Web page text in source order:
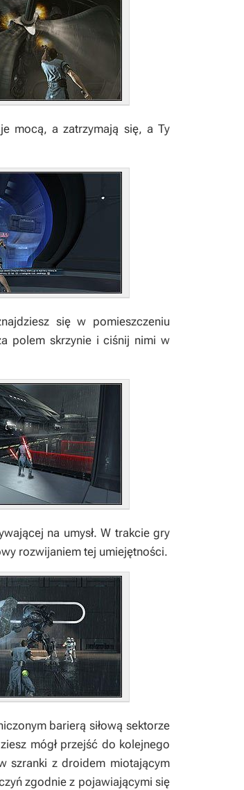
mocą, a zatrzymają się, a Ty
się w pomieszczeniu
polem skrzynie i ciśnij nimi w
na umysł. W trakcie gry
rozwijaniem tej umiejętności.
barierą siłową sektorze
mógł przejść do kolejnego
szranki z droidem miotającym
zgodnie z pojawiającymi się